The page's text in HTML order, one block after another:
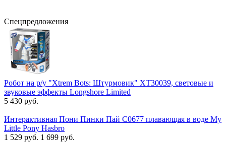
Спецпредложения
Робот на р/у "Xtrem Bots: Штурмовик" XT30039, световые и
звуковые эффекты Longshore Limited
5 430 руб.
Интерактивная Пони Пинки Пай C0677 плавающая в воде My
Little Pony Hasbro
1 529 руб. 1 699 руб.